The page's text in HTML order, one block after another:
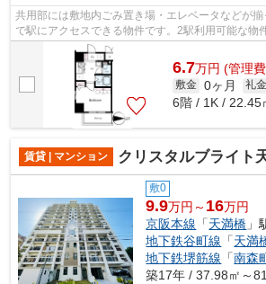
共用部には敷地内ごみ置き場・エレベータなどが
で駅にアクセスできる物件です。2駅利用可能な物
を選ぶことができます。魅力的で眺望良...
6.7万円 (管理
敷金 0ヶ月 礼金
6階 / 1K / 22.45
賃貸 | マンション クリスタルブライト天満橋
敷0
9.9万円～ 16万円
京阪本線 「天満橋 」
地下鉄谷町線 「天満
地下鉄堺筋線 「南森
築17年 / 37.98㎡～